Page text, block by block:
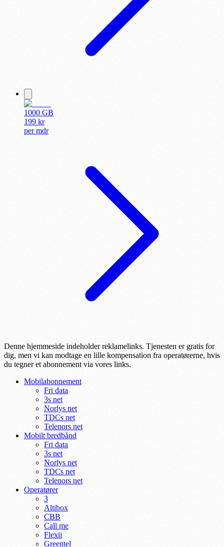
1000 GB
199 kr
permdr
Denne hjemmeside indeholder reklamelinks. Tjenesten er gratis for
dig, men vi kan modtage en lille kompensation fra operatørerne, hvis
du tegner et abonnement via vores links.
Mobilabonnement
Fri data
3s net
Norlys net
TDCs net
Telenors net
Mobilt bredbånd
Fri data
3s net
Norlys net
TDCs net
Telenors net
Operatører
3
Altibox
CBB
Call me
Flexii
Greentel